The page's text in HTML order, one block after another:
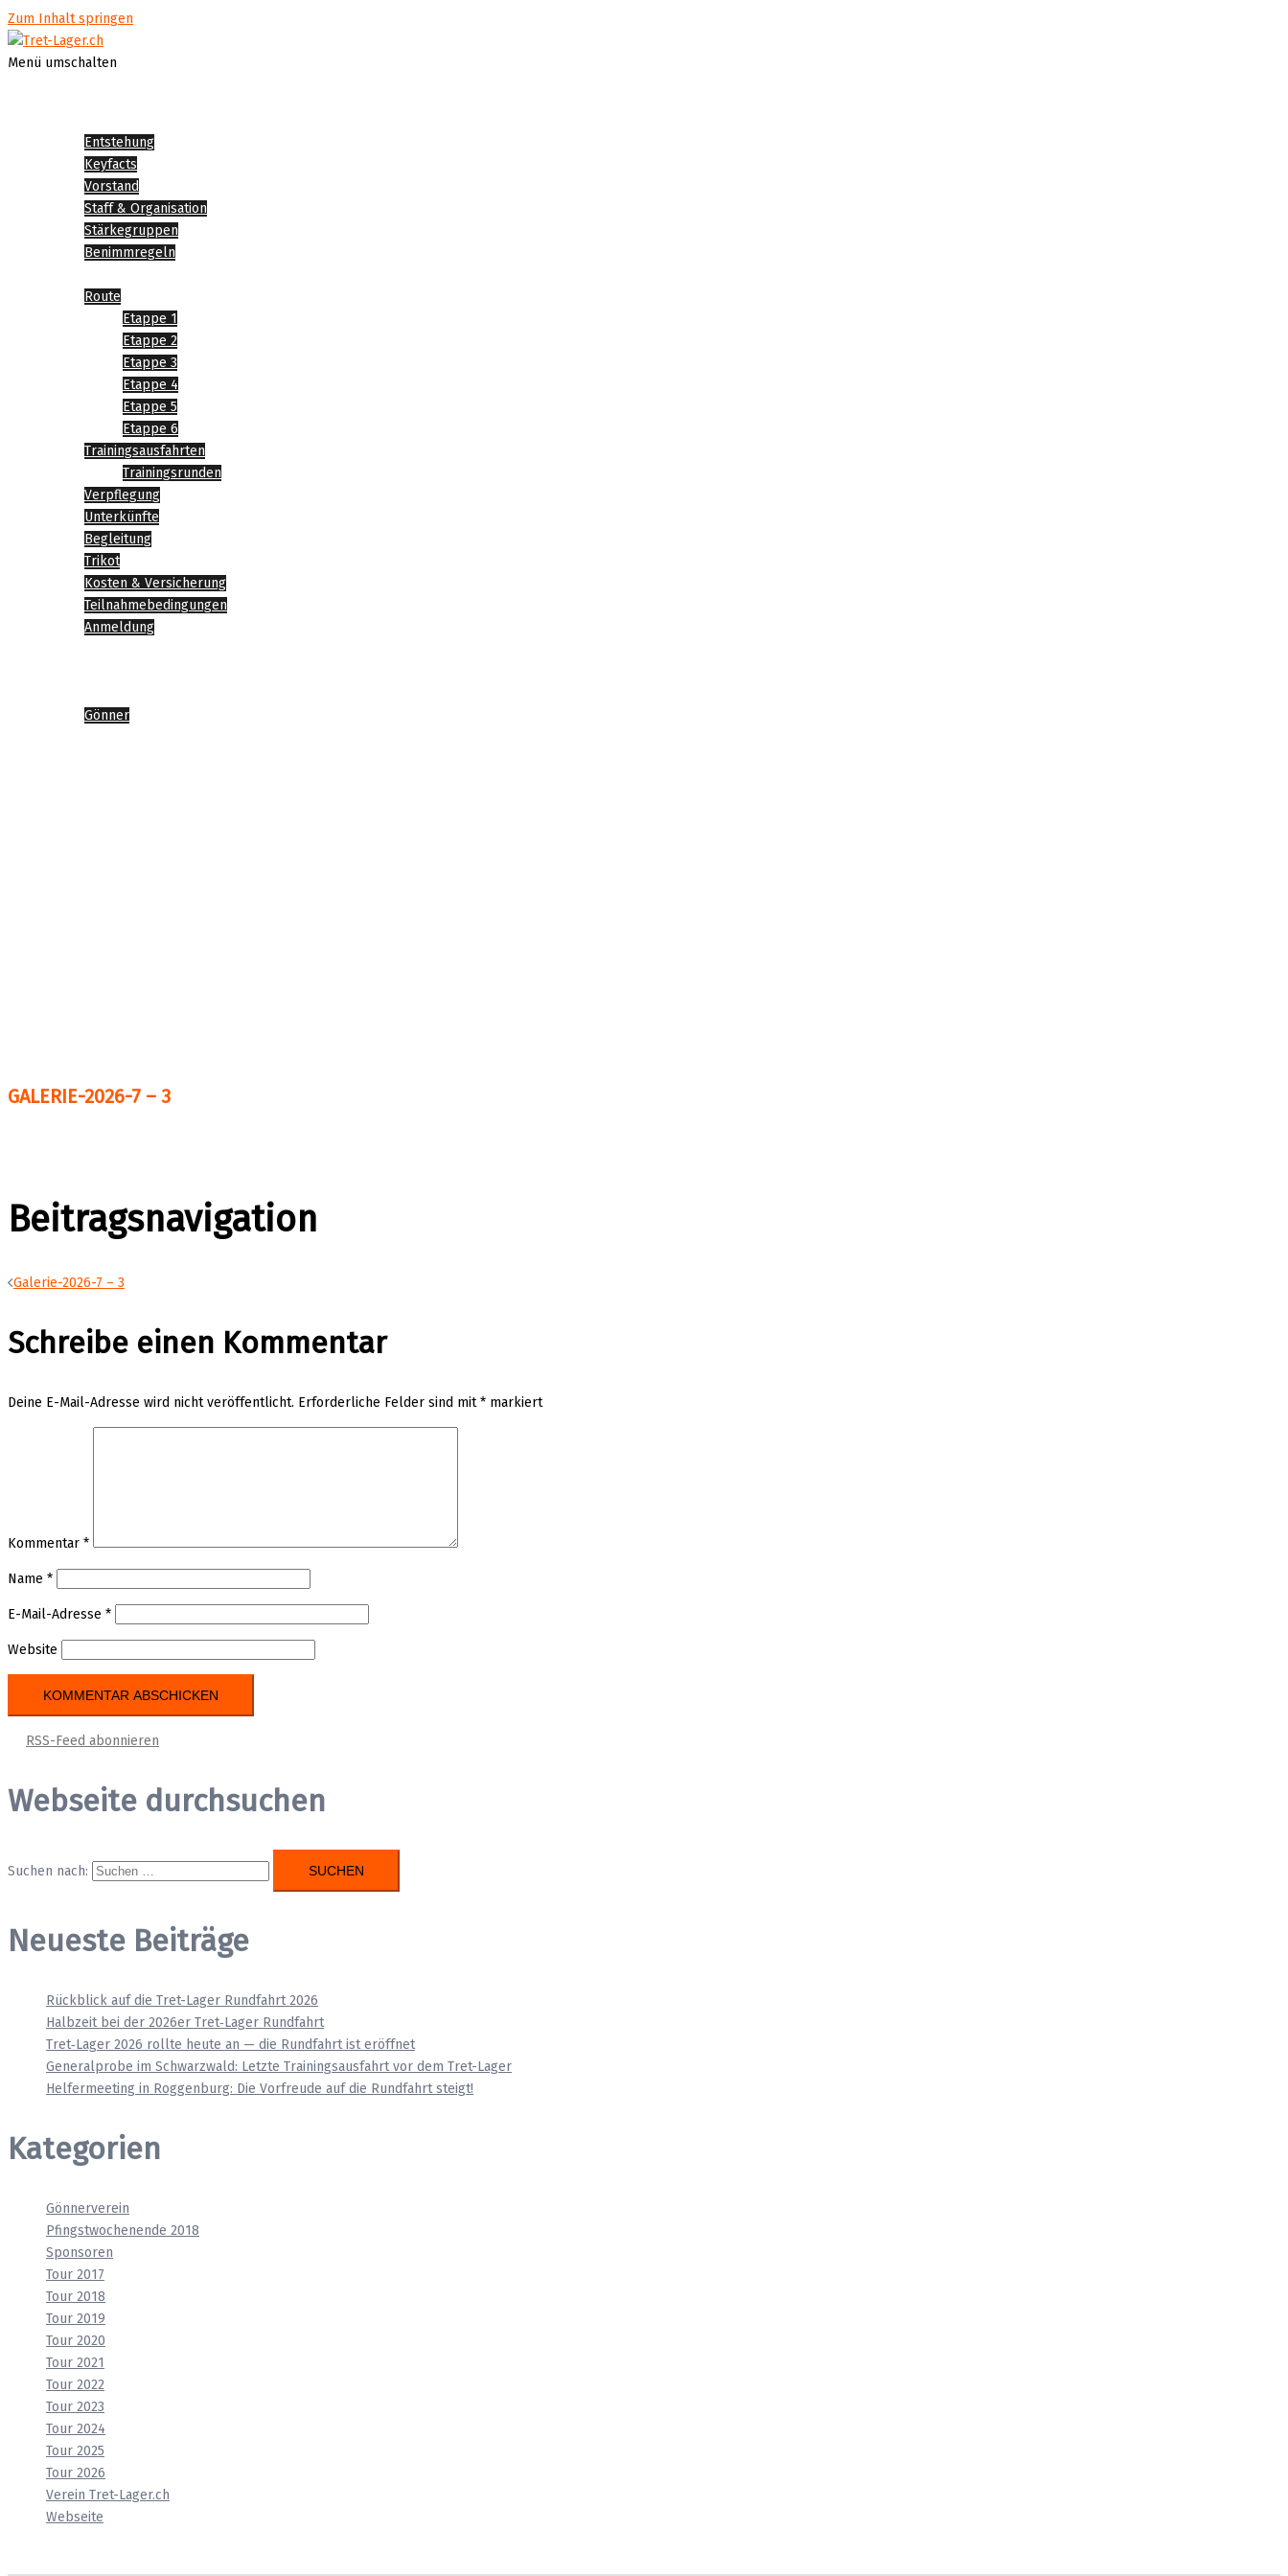
Zum Inhalt springen
Menü umschalten
Entstehung
Keyfacts
Vorstand
Staff & Organisation
Stärkegruppen
Benimmregeln
Route
Etappe 1
Etappe 2
Etappe 3
Etappe 4
Etappe 5
Etappe 6
Trainingsausfahrten
Trainingsrunden
Verpflegung
Unterkünfte
Begleitung
Trikot
Kosten & Versicherung
Teilnahmebedingungen
Anmeldung
Gönner
GALERIE-2026-7 – 3
Beitragsnavigation
Galerie-2026-7 – 3
Schreibe einen Kommentar
Deine E-Mail-Adresse wird nicht veröffentlicht. Erforderliche Felder sind mit* markiert
Kommentar *
Name *
E-Mail-Adresse *
Website
RSS-Feed abonnieren
Webseite durchsuchen
Suchen nach:
Neueste Beiträge
Rückblick auf die Tret-Lager Rundfahrt 2026
Halbzeit bei der 2026er Tret‑Lager Rundfahrt
Tret‑Lager 2026 rollte heute an — die Rundfahrt ist eröffnet
Generalprobe im Schwarzwald: Letzte Trainingsausfahrt vor dem Tret-Lager
Helfermeeting in Roggenburg: Die Vorfreude auf die Rundfahrt steigt!
Kategorien
Gönnerverein
Pfingstwochenende 2018
Sponsoren
Tour 2017
Tour 2018
Tour 2019
Tour 2020
Tour 2021
Tour 2022
Tour 2023
Tour 2024
Tour 2025
Tour 2026
Verein Tret-Lager.ch
Webseite